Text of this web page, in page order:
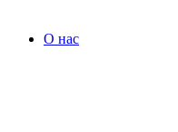
О нас